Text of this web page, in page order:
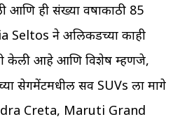
आणि ही संख्या वर्षाकाठी 85
Seltos ने अलिकडच्या काही
केली आहे आणि विशेष म्हणजे,
सेगमेंटमधील सर्व SUVs ला मागे
Creta, Maruti Grand